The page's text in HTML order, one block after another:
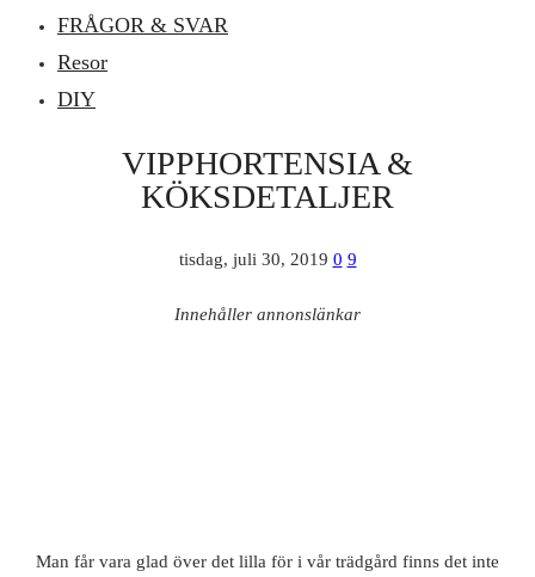
FRÅGOR & SVAR
Resor
DIY
VIPPHORTENSIA &
KÖKSDETALJER
tisdag, juli 30, 2019 0 9
Innehåller annonslänkar
Man får vara glad över det lilla för i vår trädgård finns det inte